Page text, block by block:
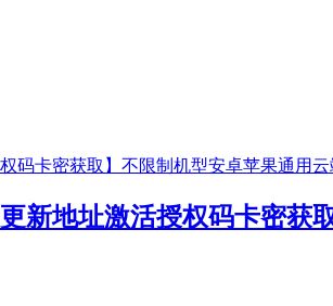
新地址激活授权码卡密